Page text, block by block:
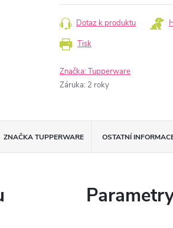
Tisk
Dotaz k produktu
Značka:Tupperware
Záruka: 2 roky
ZNAČKATUPPERWARE OSTATNÍ